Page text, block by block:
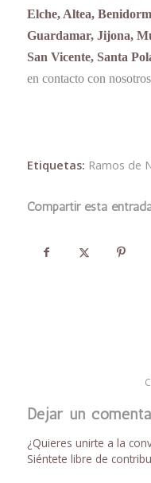
Elche, Altea,
Guardamar, Jijona,
San Vicente, Santa
en contacto con
Etiquetas: Ramos de
Compartir esta
Dejar un
¿Quieres unirte a la
Siéntete libre de